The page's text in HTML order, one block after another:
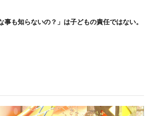
事も知らないの？」は子どもの責任ではない。